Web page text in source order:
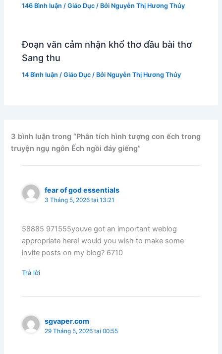
146 Bình luận /Giáo Dục / Bởi Nguyễn Thị Hương Thủy
Đoạn văn cảm nhận khổ thơ đầu bài thơ
Sang thu
14 Bình luận /Giáo Dục / Bởi Nguyễn Thị Hương Thủy
3 bình luận trong “Phân tích hình tượng con ếch trong
truyện ngụ ngôn Ếch ngồi đáy giếng”
fear of god essentials
3 Tháng 5, 2026 tại 13:21
58885 971555youve got an important weblog
appropriate here! would you wish to make some
invite posts on my blog? 6710
Trả lời
sgvaper.com
29 Tháng 5, 2026 tại 00:55